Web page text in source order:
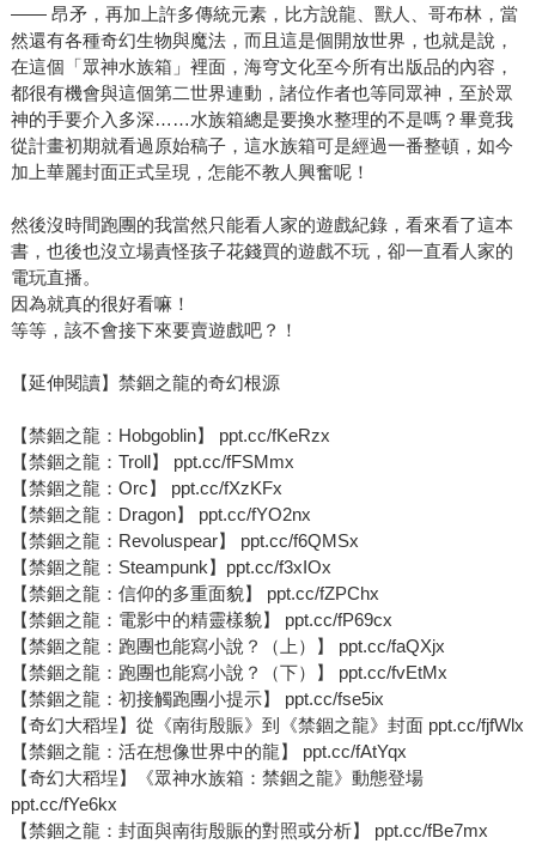
—— 昂矛，再加上許多傳統元素，比方說龍、獸人、哥布林，當
然還有各種奇幻生物與魔法，而且這是個開放世界，也就是說，
在這個「眾神水族箱」裡面，海穹文化至今所有出版品的內容，
都很有機會與這個第二世界連動，諸位作者也等同眾神，至於眾
神的手要介入多深……水族箱總是要換水整理的不是嗎？畢竟我
從計畫初期就看過原始稿子，這水族箱可是經過一番整頓，如今
加上華麗封面正式呈現，怎能不教人興奮呢！
然後沒時間跑團的我當然只能看人家的遊戲紀錄，看來看了這本
書，也後也沒立場責怪孩子花錢買的遊戲不玩，卻一直看人家的
電玩直播。
因為就真的很好看嘛！
等等，該不會接下來要賣遊戲吧？！
【延伸閱讀】禁錮之龍的奇幻根源
【禁錮之龍：Hobgoblin】 ppt.cc/fKeRzx
【禁錮之龍：Troll】 ppt.cc/fFSMmx
【禁錮之龍：Orc】 ppt.cc/fXzKFx
【禁錮之龍：Dragon】 ppt.cc/fYO2nx
【禁錮之龍：Revoluspear】 ppt.cc/f6QMSx
【禁錮之龍：Steampunk】ppt.cc/f3xIOx
【禁錮之龍：信仰的多重面貌】 ppt.cc/fZPChx
【禁錮之龍：電影中的精靈樣貌】 ppt.cc/fP69cx
【禁錮之龍：跑團也能寫小說？（上）】 ppt.cc/faQXjx
【禁錮之龍：跑團也能寫小說？（下）】 ppt.cc/fvEtMx
【禁錮之龍：初接觸跑團小提示】 ppt.cc/fse5ix
【奇幻大稻埕】從《南街殷賑》到《禁錮之龍》封面 ppt.cc/fjfWlx
【禁錮之龍：活在想像世界中的龍】 ppt.cc/fAtYqx
【奇幻大稻埕】《眾神水族箱：禁錮之龍》動態登場
ppt.cc/fYe6kx
【禁錮之龍：封面與南街殷賑的對照或分析】 ppt.cc/fBe7mx